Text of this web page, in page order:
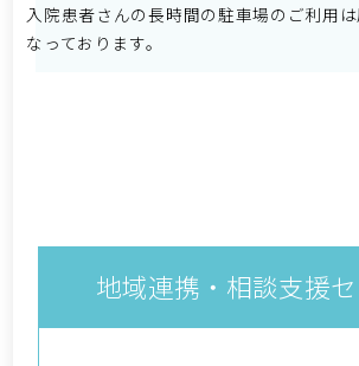
入院患者さんの長時間の駐車場のご利用
なっております。
地域連携・相談支援